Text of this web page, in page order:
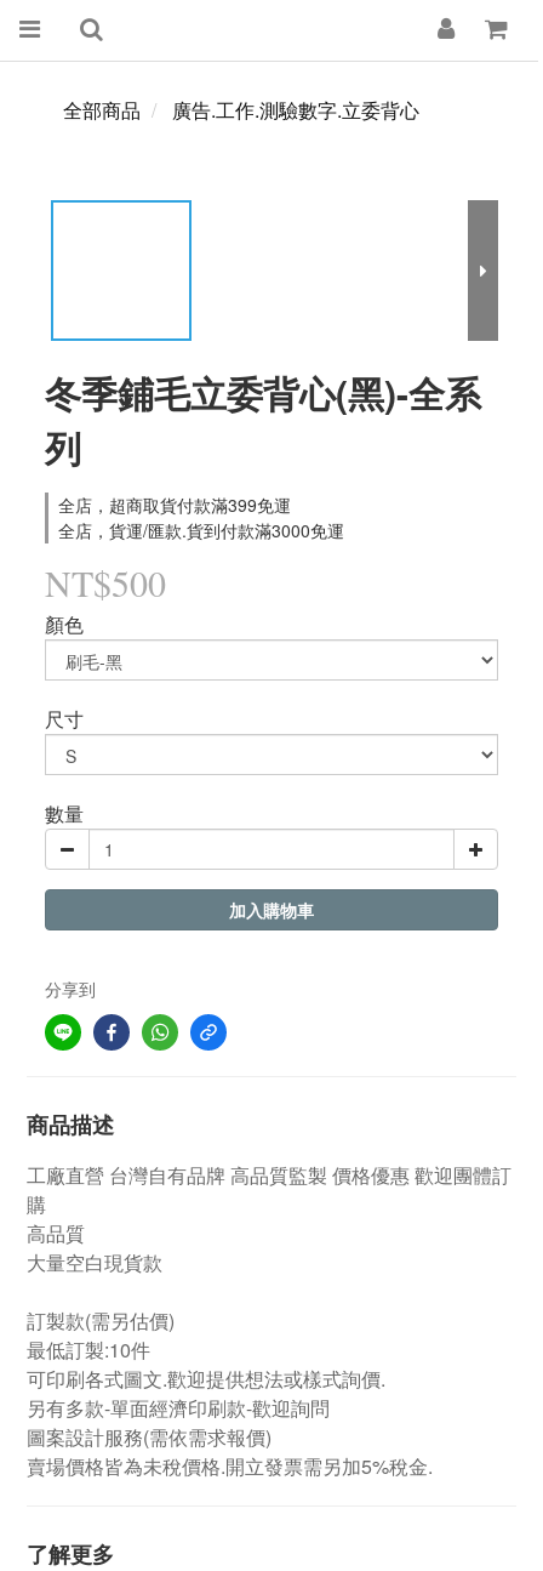
全部商品 廣告.工作.測驗數字.立委背心
冬季鋪毛立委背心(黑)-全系
列
全店，超商取貨付款滿399免運
全店，貨運/匯款.貨到付款滿3000免運
NT$500
顏色
尺寸
數量
加入購物車
分享到
商品描述
工廠直營 台灣自有品牌 高品質監製 價格優惠 歡迎團體訂
購
高品質
大量空白現貨款
訂製款(需另估價)
最低訂製:10件
可印刷各式圖文.歡迎提供想法或樣式詢價.
另有多款-單面經濟印刷款-歡迎詢問
圖案設計服務(需依需求報價)
賣場價格皆為未稅價格.開立發票需另加5%稅金.
了解更多